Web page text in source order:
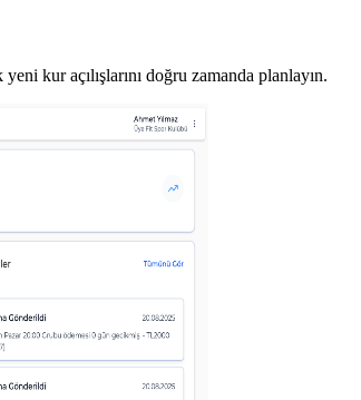
kur açılışlarını doğru zamanda planlayın.